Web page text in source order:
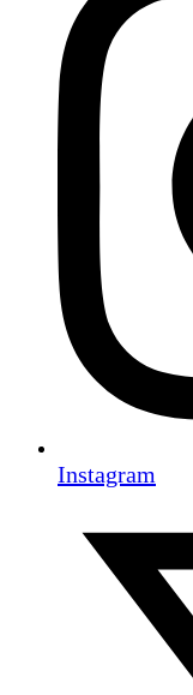
Instagram